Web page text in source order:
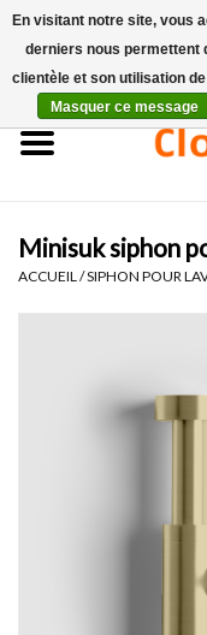
Accueil
Ensembles de lave-mains
Lave-mains
Minisuk siphon
ACCUEIL /SIPHON POUR
En visitant notre site, vous
derniers nous permettent
clientèle et son utilisation
Masquer ce message